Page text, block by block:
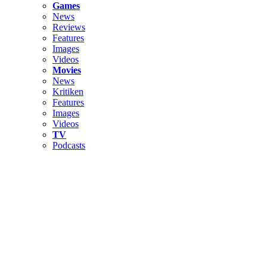
Games
News
Reviews
Features
Images
Videos
Movies
News
Kritiken
Features
Images
Videos
TV
Podcasts